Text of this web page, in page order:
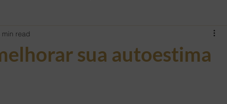
saúde
sua autoestima
min read